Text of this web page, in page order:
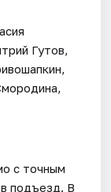
Гутов,
с точным
подъезд. В